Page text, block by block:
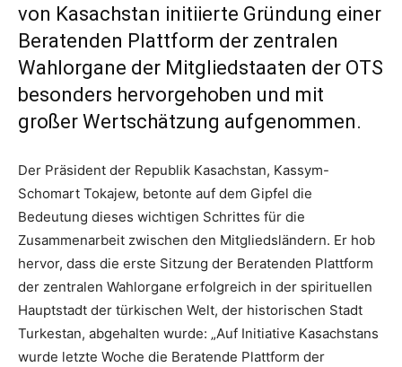
von Kasachstan initiierte Gründung einer
Beratenden Plattform der zentralen
Wahlorgane der Mitgliedstaaten der OTS
besonders hervorgehoben und mit
großer Wertschätzung aufgenommen.
Der Präsident der Republik Kasachstan, Kassym-
Schomart Tokajew, betonte auf dem Gipfel die
Bedeutung dieses wichtigen Schrittes für die
Zusammenarbeit zwischen den Mitgliedsländern. Er hob
hervor, dass die erste Sitzung der Beratenden Plattform
der zentralen Wahlorgane erfolgreich in der spirituellen
Hauptstadt der türkischen Welt, der historischen Stadt
Turkestan, abgehalten wurde: „Auf Initiative Kasachstans
wurde letzte Woche die Beratende Plattform der